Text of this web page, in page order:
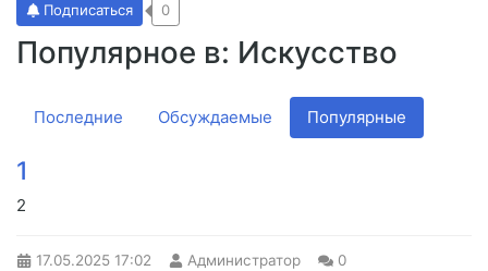
Популярное в: Искусство
Подписаться 0
Последние Обсуждаемые Популярные
1
2
17.05.2025 17:02 Администратор 0